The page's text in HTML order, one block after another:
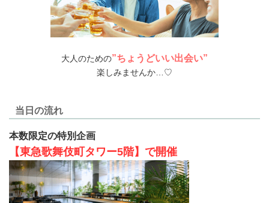
大人のための”ちょうどいい出会い”
楽しみませんか…♡
当日の流れ
本数限定の特別企画
【東急歌舞伎町タワー5階】で開催